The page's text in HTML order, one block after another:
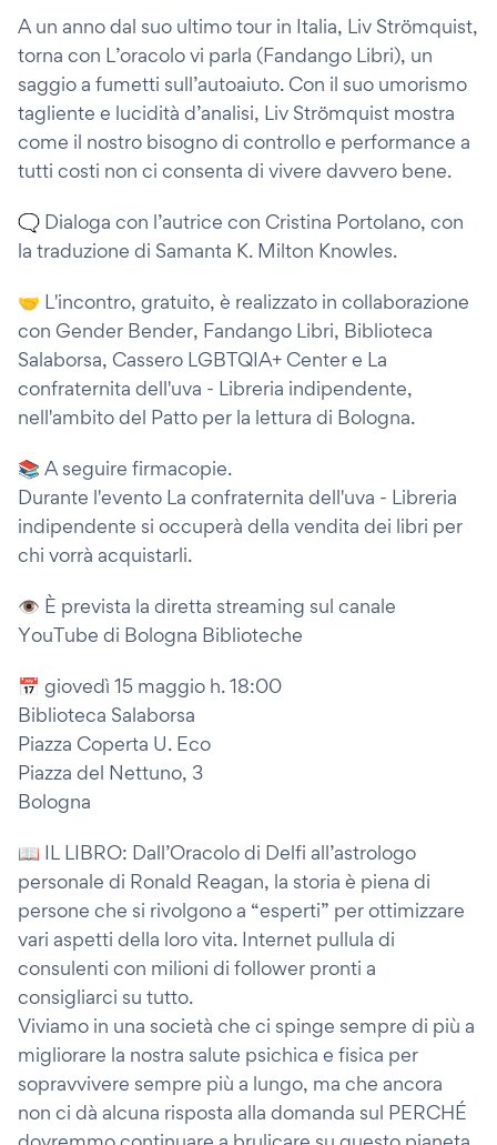
A un anno dal suo ultimo tour in Italia, Liv Strömquist,
torna con L’oracolo vi parla (Fandango Libri), un
saggio a fumetti sull’autoaiuto. Con il suo umorismo
tagliente e lucidità d’analisi, Liv Strömquist mostra
come il nostro bisogno di controllo e performance a
tutti costi non ci consenta di vivere davvero bene.
🗨️ Dialoga con l’autrice con Cristina Portolano, con
la traduzione di Samanta K. Milton Knowles.
🤝 L'incontro, gratuito, è realizzato in collaborazione
con Gender Bender, Fandango Libri, Biblioteca
Salaborsa, Cassero LGBTQIA+ Center e La
confraternita dell'uva - Libreria indipendente,
nell'ambito del Patto per la lettura di Bologna.
📚 A seguire firmacopie.
Durante l'evento La confraternita dell'uva - Libreria
indipendente si occuperà della vendita dei libri per
chi vorrà acquistarli.
👁️ È prevista la diretta streaming sul canale
YouTube di Bologna Biblioteche
📅 giovedì 15 maggio h. 18:00
Biblioteca Salaborsa
Piazza Coperta U. Eco
Piazza del Nettuno, 3
Bologna
📖 IL LIBRO: Dall’Oracolo di Delfi all’astrologo
personale di Ronald Reagan, la storia è piena di
persone che si rivolgono a “esperti” per ottimizzare
vari aspetti della loro vita. Internet pullula di
consulenti con milioni di follower pronti a
consigliarci su tutto.
Viviamo in una società che ci spinge sempre di più a
migliorare la nostra salute psichica e fisica per
sopravvivere sempre più a lungo, ma che ancora
non ci dà alcuna risposta alla domanda sul PERCHÉ